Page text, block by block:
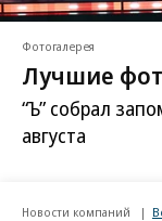
Фотогалерея
Лучшие
“Ъ” собрал
августа
Новости компаний